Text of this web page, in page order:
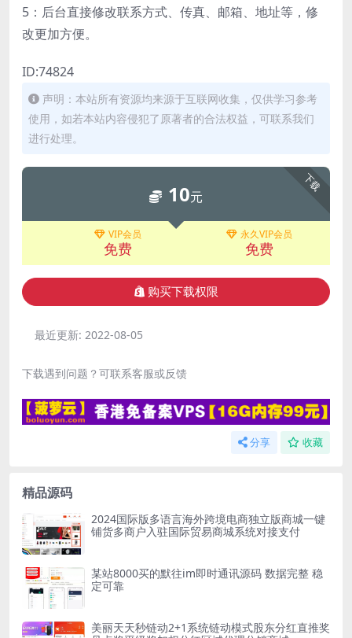
5：后台直接修改联系方式、传真、邮箱、地址等，修
改更加方便。
ID:74824
声明：本站所有资源均来源于互联网收集，仅供学习参考
使用，如若本站内容侵犯了原著者的合法权益，可联系我们
进行处理。
下载
10元
VIP会员
免费
永久VIP会员
免费
购买下载权限
最近更新: 2022-08-05
下载遇到问题？可联系客服或反馈
分享 收藏
精品源码
2024国际版多语言海外跨境电商独立版商城一键
铺货多商户入驻国际贸易商城系统对接支付
某站8000买的默往im即时通讯源码 数据完整 稳
定可靠
美丽天天秒链动2+1系统链动模式股东分红直推奖